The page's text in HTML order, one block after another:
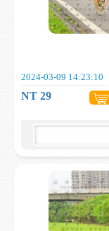
2024-03-09 14:23:10
NT 29